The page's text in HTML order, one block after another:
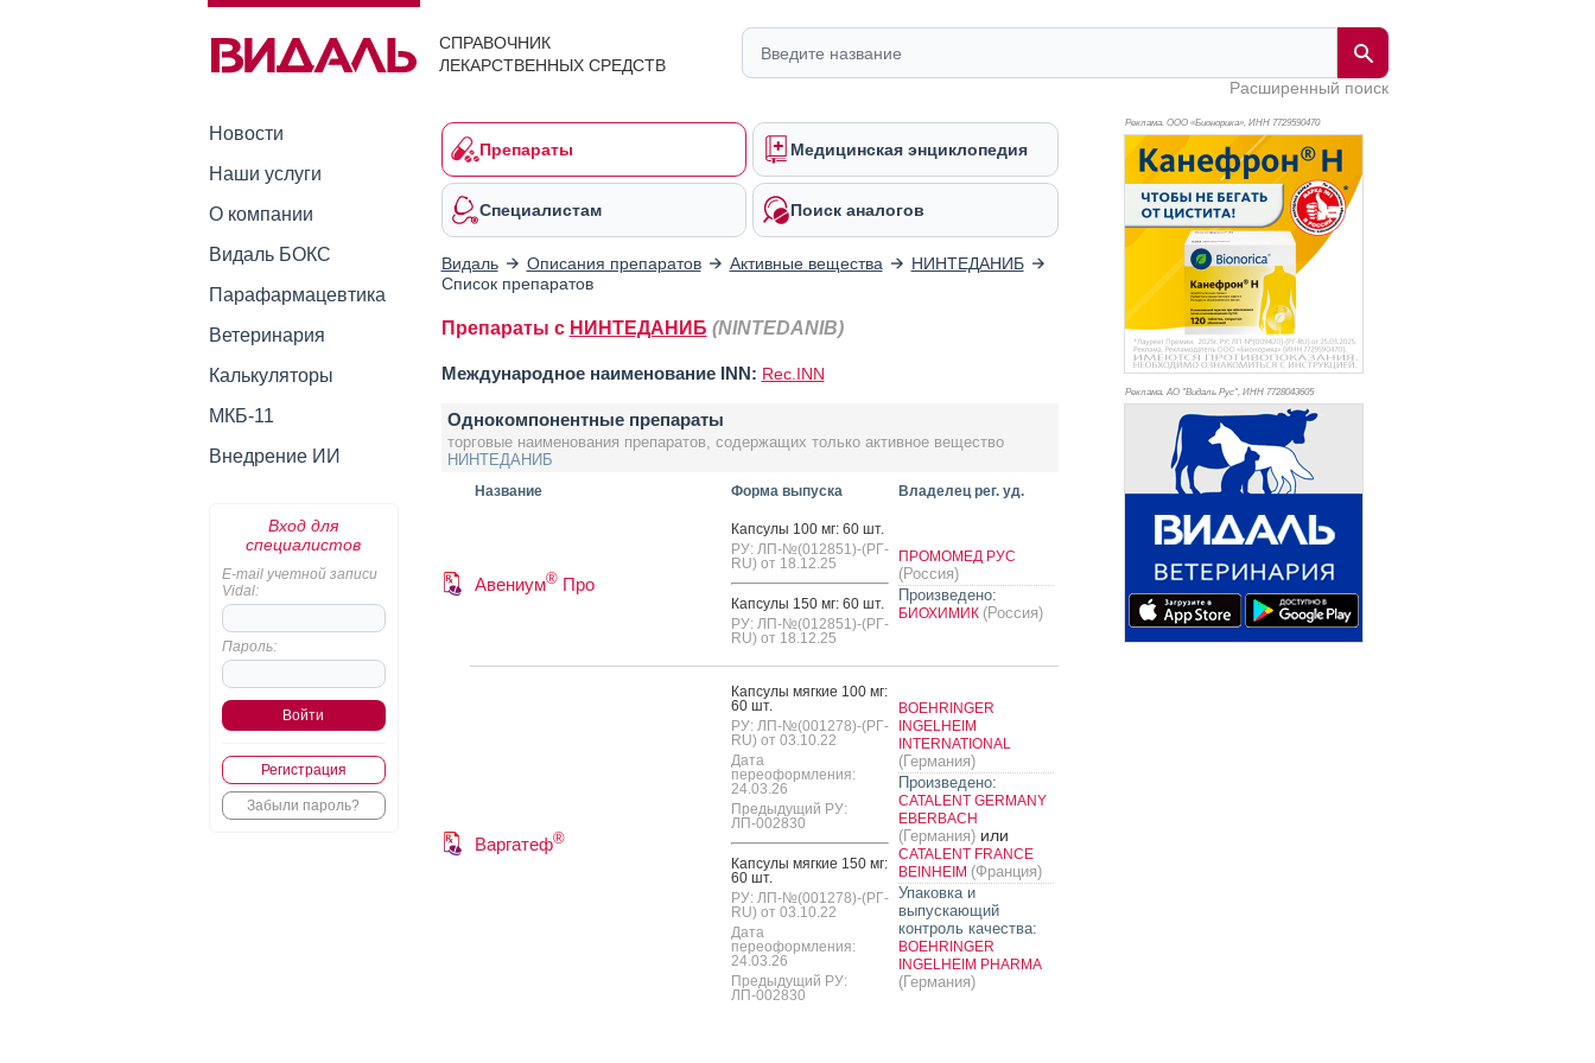
СПРАВОЧНИК
ЛЕКАРСТВЕННЫХ СРЕДСТВ
Расширенный поиск
Новости
Наши услуги
О компании
Видаль БОКС
Парафармацевтика
Ветеринария
Калькуляторы
МКБ-11
Внедрение ИИ
Вход для
специалистов
E-mail учетной записи
Vidal:
Пароль:
Регистрация
Забыли пароль?
Препараты Медицинская энциклопедия
Специалистам Поиск аналогов
Видаль Описания препаратов Активные вещества
НИНТЕДАНИБ
Список препаратов
Препараты с НИНТЕДАНИБ (NINTEDANIB)
Международное наименование INN: Rec.INN
Однокомпонентные препараты
торговые наименования препаратов, содержащих только активное вещество
НИНТЕДАНИБ
Название Форма выпуска Владелец рег. уд.
Авениум®Про
Кап­су­лы 100 мг: 60 шт.
РУ: ЛП-№(012851)-(РГ-
RU) от 18.12.25
Кап­су­лы 150 мг: 60 шт.
РУ: ЛП-№(012851)-(РГ-
RU) от 18.12.25
ПРОМОМЕД РУС
(Россия)
Произведено:
БИОХИМИК (Россия)
Варгатеф®
Кап­су­лы мяг­кие 100 мг:
60 шт.
РУ: ЛП-№(001278)-(РГ-
RU) от 03.10.22
Дата
переоформления:
24.03.26
Предыдущий РУ:
ЛП-002830
Кап­су­лы мяг­кие 150 мг:
60 шт.
РУ: ЛП-№(001278)-(РГ-
RU) от 03.10.22
Дата
переоформления:
24.03.26
Предыдущий РУ:
ЛП-002830
BOEHRINGER
INGELHEIM
INTERNATIONAL
(Германия)
Произведено:
CATALENT GERMANY
EBERBACH
(Германия)или
CATALENT FRANCE
BEINHEIM (Франция)
Упаковка и
выпускающий
контроль качества:
BOEHRINGER
INGELHEIM PHARMA
(Германия)
Реклама. ООО «Бионорика», ИНН 7729590470
Реклама. АО "Видаль Рус", ИНН 7728043605